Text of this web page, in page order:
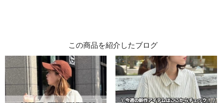
この商品を紹介したブログ